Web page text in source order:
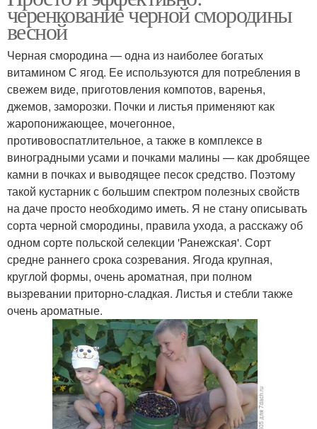
черенкование черной смородины
весной
Черная смородина — одна из наиболее богатых
витамином С ягод. Ее используются для потребления в
свежем виде, приготовления компотов, варенья,
джемов, заморозки. Почки и листья применяют как
жаропонижающее, мочегонное,
противовоспатлительное, а также в комплексе в
виноградными усами и почками малины — как дробящее
камни в почках и выводящее песок средство. Поэтому
такой кустарник с большим спектром полезных свойств
на даче просто необходимо иметь. Я не стану описывать
сорта черной смородины, правила ухода, а расскажу об
одном сорте польской селекции 'Ранежская'. Сорт
средне раннего срока созревания. Ягода крупная,
круглой формы, очень ароматная, при полном
вызревании приторно-сладкая. Листья и стебли также
очень ароматные.